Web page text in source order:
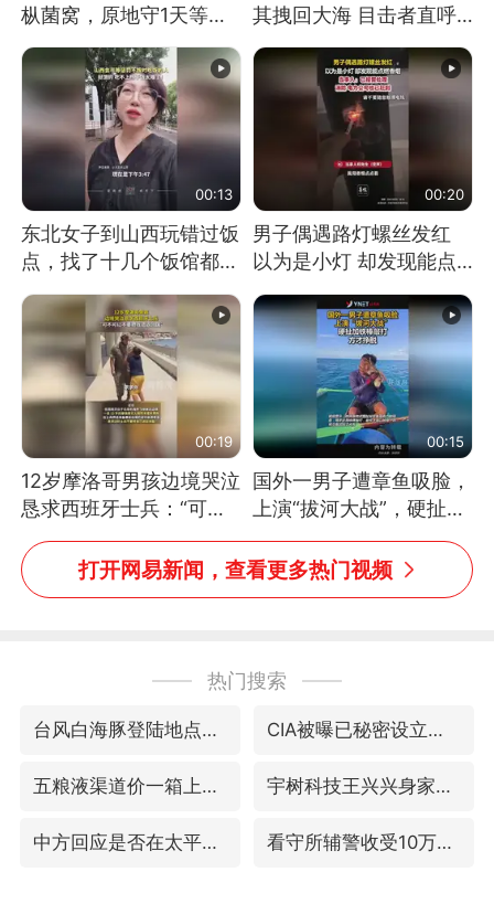
枞菌窝，原地守1天等它
长大：挖了140多朵
其拽回大海 目击者直呼
震惊 （视频来源：参考
消息）
00:13
东北女子到山西玩错过饭
点，找了十几个饭馆都没
开门：午休到几点
00:20
男子偶遇路灯螺丝发红
以为是小灯 却发现能点
燃香烟 当事人：已报警
处理
00:19
12岁摩洛哥男孩边境哭泣
恳求西班牙士兵：“可不
可以不要把我遣返回国”
00:15
国外一男子遭章鱼吸脸，
上演“拔河大战”，硬扯加
铁棒敲打方才挣脱
打开网易新闻，查看更多热门视频
热门搜索
台风白海豚登陆地点更新 CIA被曝已秘密设立古巴工作组
五粮液渠道价一箱上涨近百元 宇树科技王兴兴身家有望超200亿元
中方回应是否在太平洋海底开采稀土 看守所辅警收受10万获刑1年